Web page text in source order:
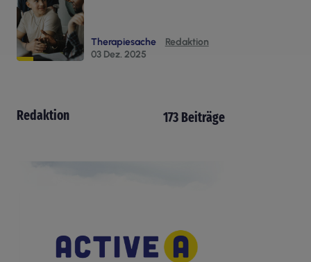
Therapiesache
Redaktion
03 Dez. 2025
Redaktion 173 Beiträge